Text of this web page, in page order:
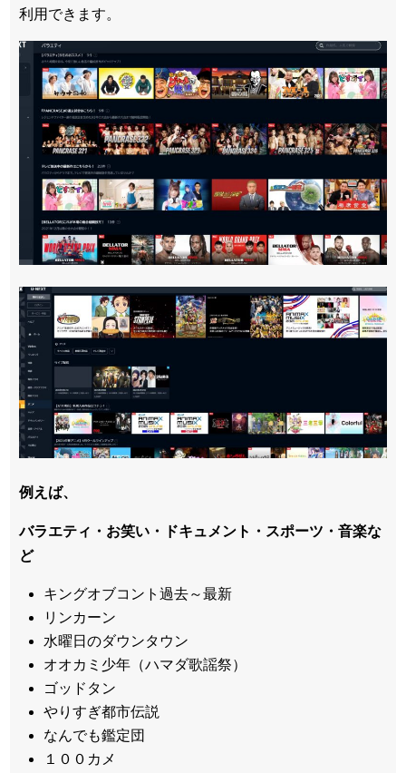
利用できます。
例えば、
バラエティ・お笑い・ドキュメント・スポーツ・音楽な
ど
キングオブコント過去～最新
リンカーン
水曜日のダウンタウン
オオカミ少年（ハマダ歌謡祭）
ゴッドタン
やりすぎ都市伝説
なんでも鑑定団
１００カメ